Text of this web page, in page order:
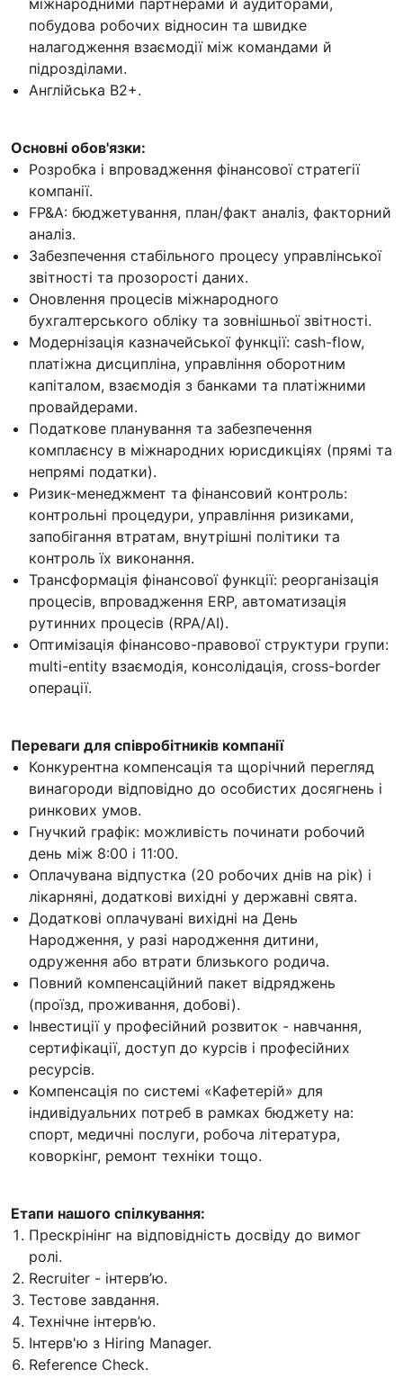
побудова робочих відносин та швидке
налагодження взаємодії між командами й
підрозділами.
Англійська B2+.
Основні обов'язки:
Розробка і впровадження фінансової стратегії
компанії.
FP&A: бюджетування, план/факт аналіз, факторний
аналіз.
Забезпечення стабільного процесу управлінської
звітності та прозорості даних.
Оновлення процесів міжнародного
бухгалтерського обліку та зовнішньої звітності.
Модернізація казначейської функції: cash-flow,
платіжна дисципліна, управління оборотним
капіталом, взаємодія з банками та платіжними
провайдерами.
Податкове планування та забезпечення
комплаєнсу в міжнародних юрисдикціях (прямі та
непрямі податки).
Ризик-менеджмент та фінансовий контроль:
контрольні процедури, управління ризиками,
запобігання втратам, внутрішні політики та
контроль їх виконання.
Трансформація фінансової функції: реорганізація
процесів, впровадження ERP, автоматизація
рутинних процесів (RPA/AI).
Оптимізація фінансово-правової структури групи:
multi-entity взаємодія, консолідація, cross-border
операції.
Переваги для співробітників компанії
Конкурентна компенсація та щорічний перегляд
винагороди відповідно до особистих досягнень і
ринкових умов.
Гнучкий графік: можливість починати робочий
день між 8:00 і 11:00.
Оплачувана відпустка (20 робочих днів на рік) і
лікарняні, додаткові вихідні у державні свята.
Додаткові оплачувані вихідні на День
Народження, у разі народження дитини,
одруження або втрати близького родича.
Повний компенсаційний пакет відряджень
(проїзд, проживання, добові).
Інвестиції у професійний розвиток - навчання,
сертифікації, доступ до курсів і професійних
ресурсів.
Компенсація по системі «Кафетерій» для
індивідуальних потреб в рамках бюджету на:
спорт, медичні послуги, робоча література,
коворкінг, ремонт техніки тощо.
Етапи нашого спілкування:
Прескрінінг на відповідність досвіду до вимог
ролі.
Recruiter - інтерв’ю.
Тестове завдання.
Технічне інтерв’ю.
Інтерв'ю з Hiring Manager.
Reference Check.